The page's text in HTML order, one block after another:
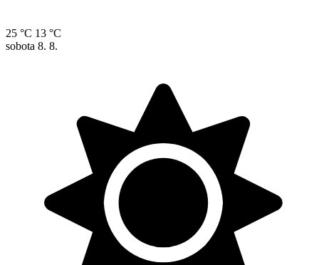
25 °C 13 °C
sobota 8. 8.